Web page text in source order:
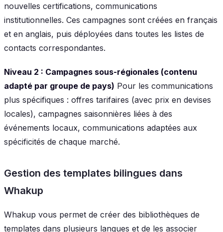
nouvelles certifications, communications
institutionnelles. Ces campagnes sont créées en français
et en anglais, puis déployées dans toutes les listes de
contacts correspondantes.
Niveau 2 : Campagnes sous-régionales (contenu
adapté par groupe de pays) Pour les communications
plus spécifiques : offres tarifaires (avec prix en devises
locales), campagnes saisonnières liées à des
événements locaux, communications adaptées aux
spécificités de chaque marché.
Gestion des templates bilingues dans
Whakup
Whakup vous permet de créer des bibliothèques de
templates dans plusieurs langues et de les associer